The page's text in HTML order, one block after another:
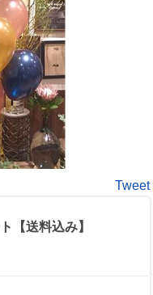
Tweet
【送料込み】